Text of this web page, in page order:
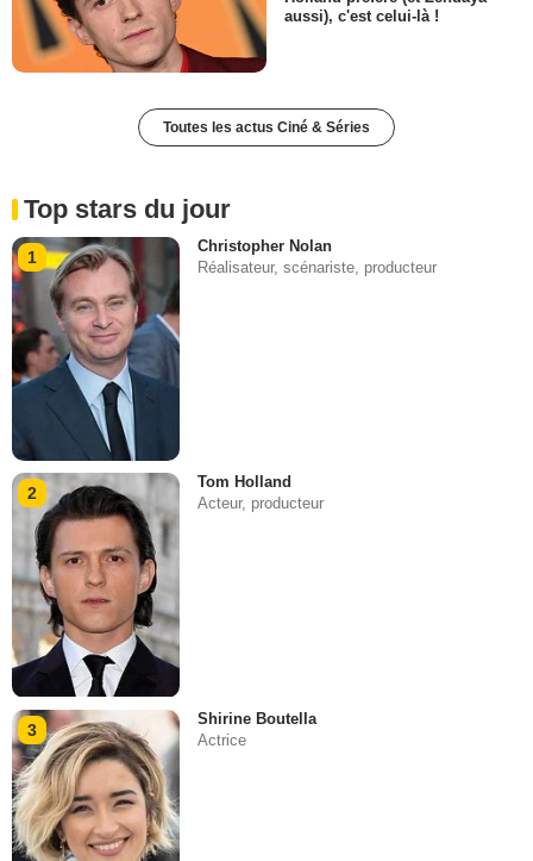
aussi), c'est celui-là !
Toutes les actus Ciné & Séries
Top stars du jour
1
Christopher Nolan
Réalisateur, scénariste, producteur
2
Tom Holland
Acteur, producteur
3
Shirine Boutella
Actrice